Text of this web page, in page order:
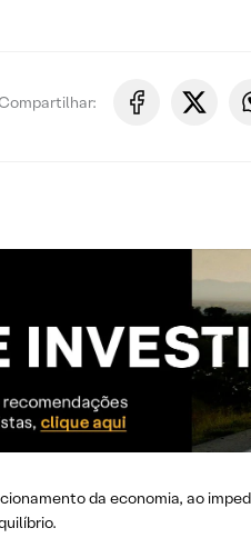
da economia, ao